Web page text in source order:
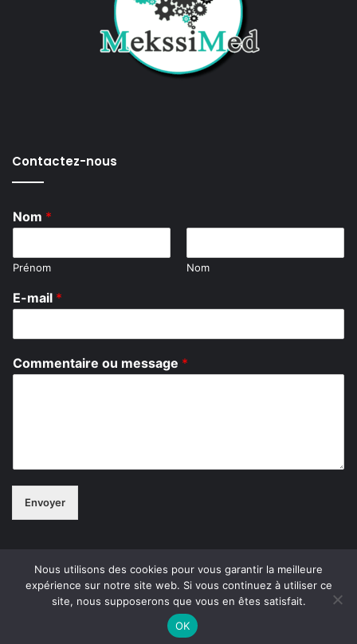
Contactez-nous
Nom *
Prénom Nom
E-mail *
o
u
Commentaire ou message *
Envoyer
© Copyright 2026, Tous droits réservés
À propos de Mekssimed
Nous utilisons des cookies pour vous garantir la meilleure
expérience sur notre site web. Si vous continuez à utiliser ce
site, nous supposerons que vous en êtes satisfait.
OK